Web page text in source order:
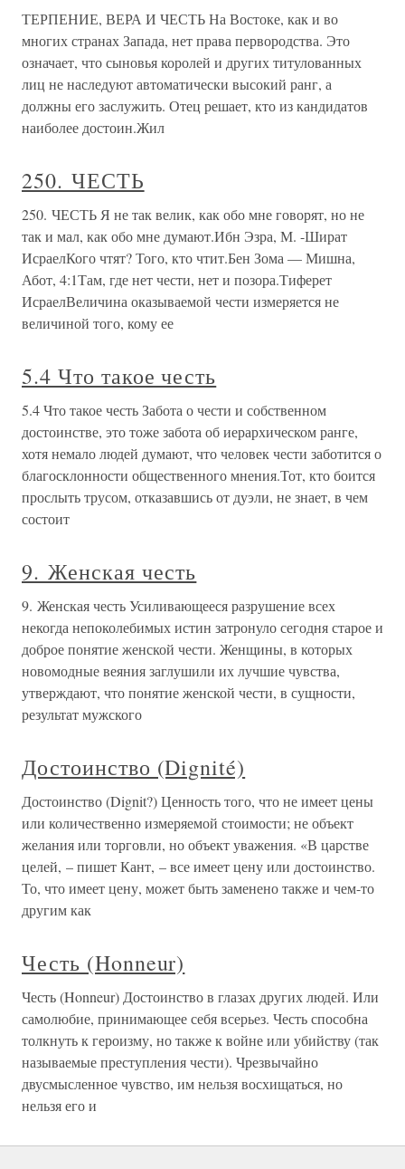
ТЕРПЕНИЕ, ВЕРА И ЧЕСТЬ На Востоке, как и во
многих странах Запада, нет права первородства. Это
означает, что сыновья королей и других титулованных
лиц не наследуют автоматически высокий ранг, а
должны его заслужить. Отец решает, кто из кандидатов
наиболее достоин.Жил
250. ЧЕСТЬ
250. ЧЕСТЬ Я не так велик, как обо мне говорят, но не
так и мал, как обо мне думают.Ибн Эзра, М. -Шират
ИсраелКого чтят? Того, кто чтит.Бен Зома — Мишна,
Абот, 4:1Там, где нет чести, нет и позора.Тиферет
ИсраелВеличина оказываемой чести измеряется не
величиной того, кому ее
5.4 Что такое честь
5.4 Что такое честь Забота о чести и собственном
достоинстве, это тоже забота об иерархическом ранге,
хотя немало людей думают, что человек чести заботится о
благосклонности общественного мнения.Тот, кто боится
прослыть трусом, отказавшись от дуэли, не знает, в чем
состоит
9. Женская честь
9. Женская честь Усиливающееся разрушение всех
некогда непоколебимых истин затронуло сегодня старое и
доброе понятие женской чести. Женщины, в которых
новомодные веяния заглушили их лучшие чувства,
утверждают, что понятие женской чести, в сущности,
результат мужского
Достоинство (Dignité)
Достоинство (Dignit?) Ценность того, что не имеет цены
или количественно измеряемой стоимости; не объект
желания или торговли, но объект уважения. «В царстве
целей, – пишет Кант, – все имеет цену или достоинство.
То, что имеет цену, может быть заменено также и чем-то
другим как
Честь (Honneur)
Честь (Honneur) Достоинство в глазах других людей. Или
самолюбие, принимающее себя всерьез. Честь способна
толкнуть к героизму, но также к войне или убийству (так
называемые преступления чести). Чрезвычайно
двусмысленное чувство, им нельзя восхищаться, но
нельзя его и